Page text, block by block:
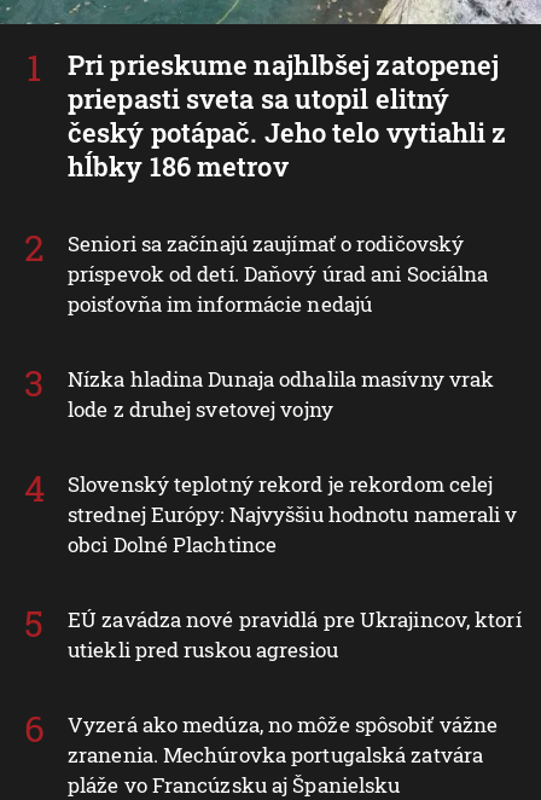
Pri prieskume najhlbšej zatopenej
priepasti sveta sa utopil elitný
český potápač. Jeho telo vytiahli z
hĺbky 186 metrov
Seniori sa začínajú zaujímať o rodičovský
príspevok od detí. Daňový úrad ani Sociálna
poisťovňa im informácie nedajú
Nízka hladina Dunaja odhalila masívny vrak
lode z druhej svetovej vojny
Slovenský teplotný rekord je rekordom celej
strednej Európy: Najvyššiu hodnotu namerali v
obci Dolné Plachtince
EÚ zavádza nové pravidlá pre Ukrajincov, ktorí
utiekli pred ruskou agresiou
Vyzerá ako medúza, no môže spôsobiť vážne
zranenia. Mechúrovka portugalská zatvára
pláže vo Francúzsku aj Španielsku